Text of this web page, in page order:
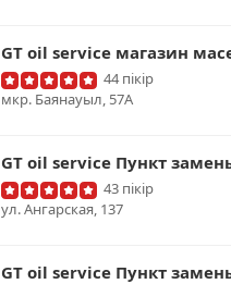
GT oil service магазин
44 пікір
мкр. ​Баянауыл, 57А
GT oil service Пункт
43 пікір
ул. ​Ангарская, 137
GT oil service Пункт